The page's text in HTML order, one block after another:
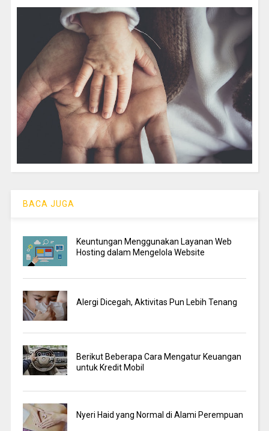
BACA JUGA
Keuntungan Menggunakan Layanan Web
Hosting dalam Mengelola Website
Alergi Dicegah, Aktivitas Pun Lebih Tenang
Berikut Beberapa Cara Mengatur Keuangan
untuk Kredit Mobil
Nyeri Haid yang Normal di Alami Perempuan